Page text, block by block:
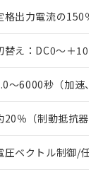
格出力電流の150％
替え：DC0～＋
～6000秒（加速、
20％（制動抵抗器
圧ベクトル制御/任